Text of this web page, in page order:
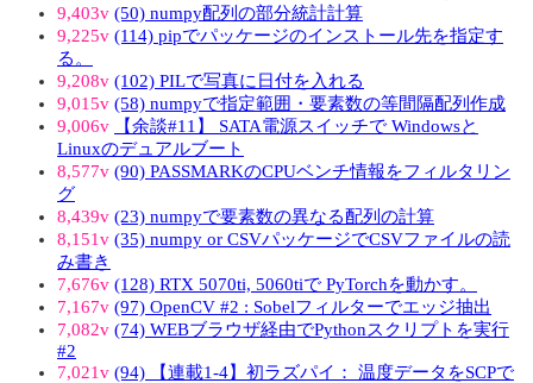
9,403v (50) numpy配列の部分統計計算
9,225v (114) pipでパッケージのインストール先を指定す
る。
9,208v (102) PILで写真に日付を入れる
9,015v (58) numpyで指定範囲・要素数の等間隔配列作成
9,006v
【余談#11】 SATA電源スイッチで Windowsと
Linuxのデュアルブート
8,577v (90) PASSMARKのCPUベンチ情報をフィルタリン
グ
8,439v (23) numpyで要素数の異なる配列の計算
8,151v (35) numpy or CSVパッケージでCSVファイルの読
み書き
7,676v (128) RTX 5070ti, 5060tiで PyTorchを動かす。
7,167v (97) OpenCV #2 : Sobelフィルターでエッジ抽出
7,082v (74) WEBブラウザ経由でPythonスクリプトを実行
#2
7,021v (94) 【連載1-4】初ラズパイ： 温度データをSCPで